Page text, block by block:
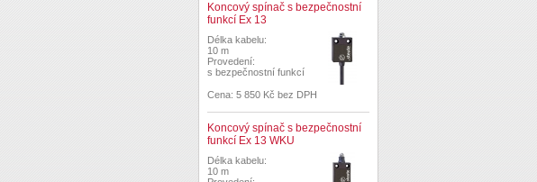
Koncový spínač s bezpečnostní
funkcí Ex 13
Délka kabelu:
10 m
Provedení:
s bezpečnostní funkcí
Cena: 5 850 Kč bez DPH
Koncový spínač s bezpečnostní
funkcí Ex 13 WKU
Délka kabelu:
10 m